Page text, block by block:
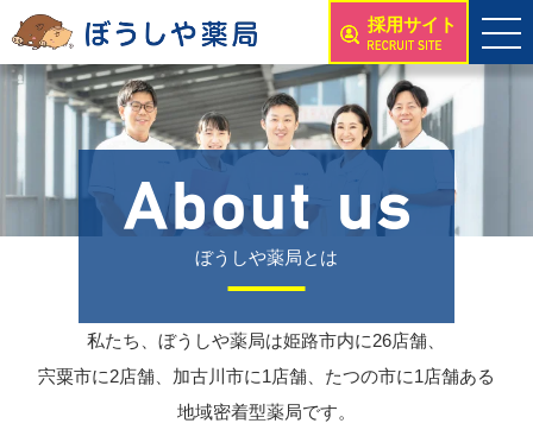
採用サイト
ぼうしや薬局とは
私たち、ぼうしや薬局は姫路市内に26店舗、
宍粟市に2店舗、加古川市に1店舗、たつの市に1店舗ある
地域密着型薬局です。